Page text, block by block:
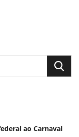
ao Carnaval